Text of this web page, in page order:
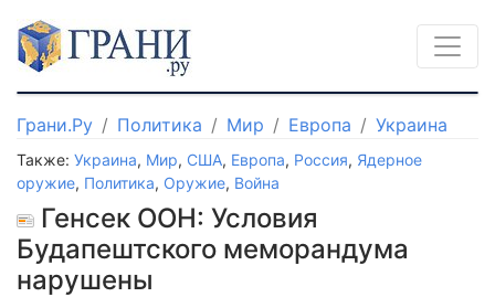
Грани.Ру Политика Мир Европа Украина
Также: Украина, Мир, США, Европа, Россия, Ядерное
оружие, Политика, Оружие, Война
Генсек ООН: Условия
Будапештского меморандума
нарушены